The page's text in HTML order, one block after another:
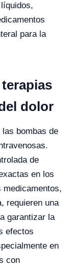
para la
dolor
bombas de
de
en los
medicamentos,
requieren una
garantizar la
efectos
en
con